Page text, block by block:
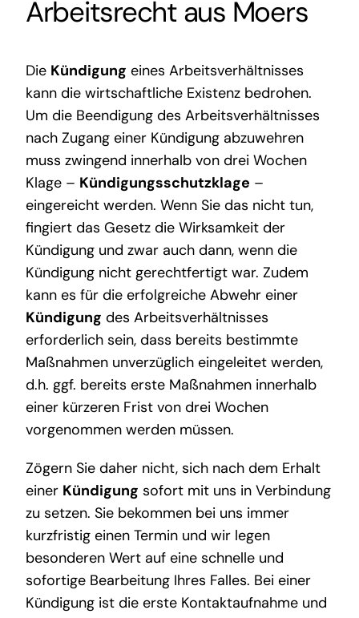
Arbeitsrecht aus Moers
Die Kündigung eines Arbeitsverhältnisses
kann die wirtschaftliche Existenz bedrohen.
Um die Beendigung des Arbeitsverhältnisses
nach Zugang einer Kündigung abzuwehren
muss zwingend innerhalb von drei Wochen
Klage – Kündigungsschutzklage –
eingereicht werden. Wenn Sie das nicht tun,
fingiert das Gesetz die Wirksamkeit der
Kündigung und zwar auch dann, wenn die
Kündigung nicht gerechtfertigt war. Zudem
kann es für die erfolgreiche Abwehr einer
Kündigung des Arbeitsverhältnisses
erforderlich sein, dass bereits bestimmte
Maßnahmen unverzüglich eingeleitet werden,
d.h. ggf. bereits erste Maßnahmen innerhalb
einer kürzeren Frist von drei Wochen
vorgenommen werden müssen.
Zögern Sie daher nicht, sich nach dem Erhalt
einer Kündigung sofort mit uns in Verbindung
zu setzen. Sie bekommen bei uns immer
kurzfristig einen Termin und wir legen
besonderen Wert auf eine schnelle und
sofortige Bearbeitung Ihres Falles. Bei einer
Kündigung ist die erste Kontaktaufnahme und